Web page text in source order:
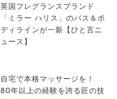
英国フレグランスブランド
「ミラー ハリス」のバス＆ボ
ディラインが一新【ひと言ニ
ュース】
自宅で本格マッサージを！
80年以上の経験を誇る匠の技